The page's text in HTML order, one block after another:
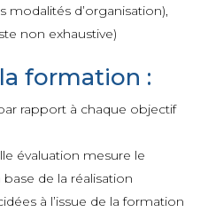
modalités d’organisation),
non exhaustive)
formation :
rapport à chaque objectif
évaluation mesure le
de la réalisation
à l’issue de la formation